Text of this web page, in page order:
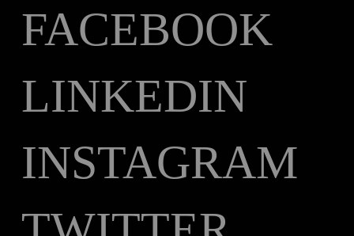
FACEBOOK
LINKEDIN
INSTAGRAM